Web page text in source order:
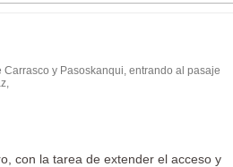
Carrasco y Pasoskanqui, entrando al pasaje
con la tarea de extender el acceso y